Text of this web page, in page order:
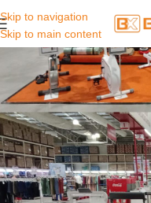
Skip to navigation
Skip to main content